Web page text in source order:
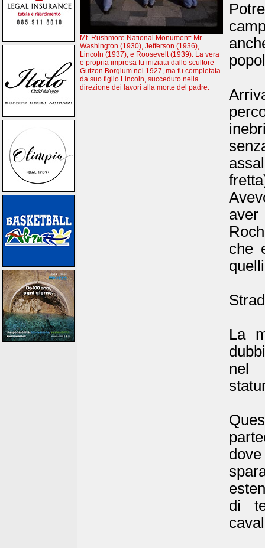
Mt. Rushmore National Monument: Mr
Washington (1930), Jefferson (1936),
Lincoln (1937), e Roosevelt (1939). La vera
e propria impresa fu iniziata dallo scultore
Gutzon Borglum nel 1927, ma fu completata
da suo figlio Lincoln, succeduto nella
direzione dei lavori alla morte del padre.
che
La
nel
di